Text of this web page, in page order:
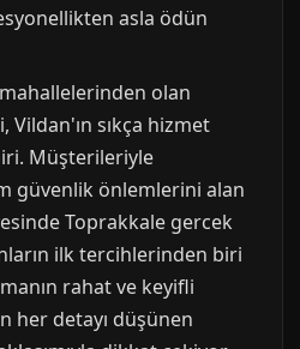
asla ödün
olan
sıkça hizmet
Müşterileriyle
güvenlik önlemlerini alan
Toprakkale gercek
ilk tercihlerinden biri
rahat ve keyifli
her detayı düşünen